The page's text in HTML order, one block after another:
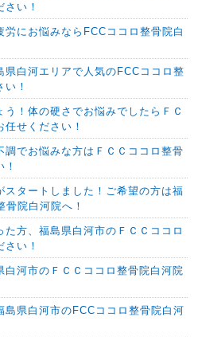
い！
にお悩みならFCCココロ整骨院白
県白河エリアで人気のFCCココロ整
！
！体の硬さでお悩みでしたらＦＣ
せください！
調でお悩みな方はＦＣＣココロ整骨
スタートしました！ご希望の方は福
院白河院へ！
た方、福島県白河市のＦＣＣココロ
い！
白河市のＦＣＣココロ整骨院白河院
島県白河市のFCCココロ整骨院白河